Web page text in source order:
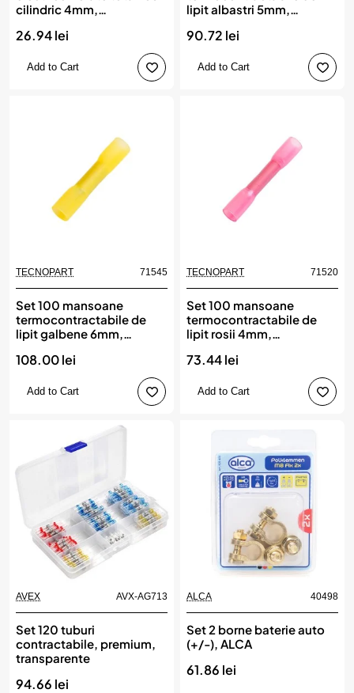
cilindric 4mm,
26.94 lei
Add to Cart
lipit albastri 5mm,
90.72 lei
Add to Cart
TECNOPART 71545
Set 100 mansoane
termocontractabile de
lipit galbene 6mm,
108.00 lei
Add to Cart
TECNOPART 71520
Set 100 mansoane
termocontractabile de
lipit rosii 4mm,
73.44 lei
Add to Cart
AVEX AVX-AG713
Set 120 tuburi
contractabile, premium,
transparente
94.66 lei
ALCA 40498
Set 2 borne baterie auto
(+/-), ALCA
61.86 lei